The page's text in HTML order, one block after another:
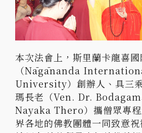
本次法會上，斯里蘭卡龍喜
（Nāgānanda
University）創辦人、具三
瑪長老（Ven. Dr.
Nayaka Thero）攜僧眾專程
界各地的佛教團體一同致意